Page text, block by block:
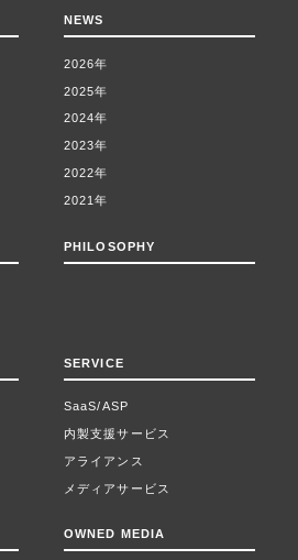
NEWS
2026年
2025年
2024年
2023年
2022年
2021年
PHILOSOPHY
SERVICE
SaaS/ASP
内製支援サービス
アライアンス
メディアサービス
OWNED MEDIA